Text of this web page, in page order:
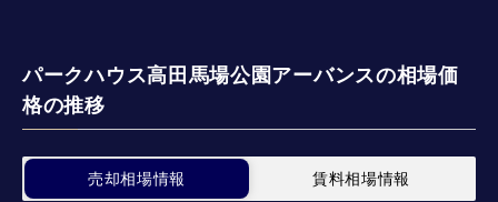
パークハウス高田馬場公園アーバンスの相場価
格の推移
売却相場情報 賃料相場情報